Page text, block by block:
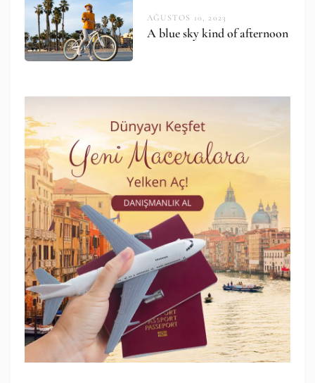
AĞUSTOS 10, 2023
A blue sky kind of afternoon